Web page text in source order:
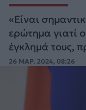
«Είναι
ερώτημα γιατί
έγκλημά τους,
στην Ουκρανία.
είπε ο Πούτιν.
26 ΜΑΡ. 2024, 08:26